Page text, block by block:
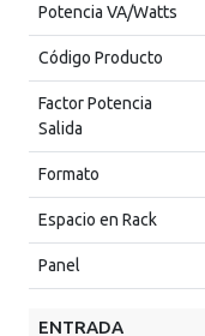
Potencia VA/Watts
Código Producto
Factor Potencia
Salida
Formato
Espacio en Rack
Panel
ENTRADA